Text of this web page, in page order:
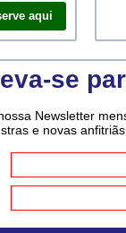
aqui
se
Newsletter
e novas